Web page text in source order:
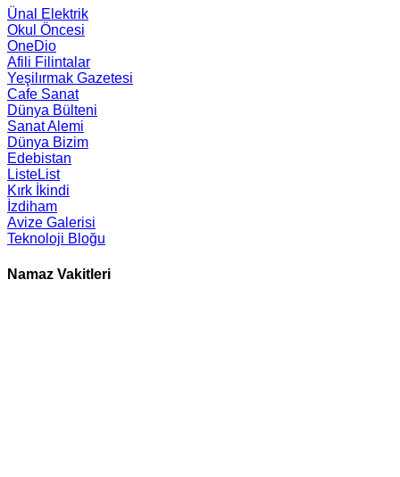
Ünal Elektrik
Okul Öncesi
OneDio
Afili Filintalar
Yeşilırmak Gazetesi
Cafe Sanat
Dünya Bülteni
Sanat Alemi
Dünya Bizim
Edebistan
ListeList
Kırk İkindi
İzdiham
Avize Galerisi
Teknoloji Bloğu
Namaz Vakitleri